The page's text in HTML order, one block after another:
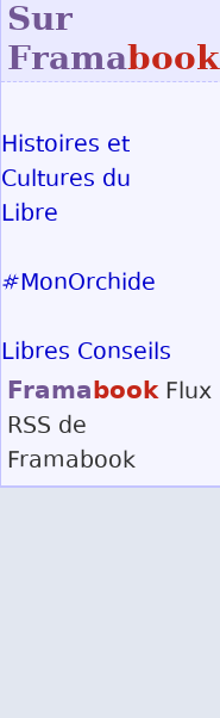
Sur
Framabook
Histoires et
Cultures du
Libre
#MonOrchide
Libres Conseils
Framabook Flux
RSS de
Framabook